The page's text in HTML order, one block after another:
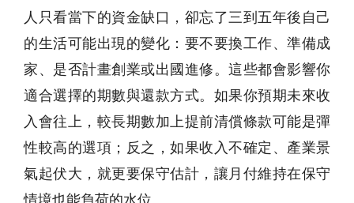
人只看當下的資金缺口，卻忘了三到五年後自己
的生活可能出現的變化：要不要換工作、準備成
家、是否計畫創業或出國進修。這些都會影響你
適合選擇的期數與還款方式。如果你預期未來收
入會往上，較長期數加上提前清償條款可能是彈
性較高的選項；反之，如果收入不確定、產業景
氣起伏大，就更要保守估計，讓月付維持在保守
情境也能負荷的水位。